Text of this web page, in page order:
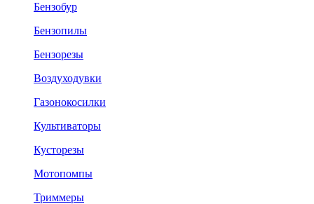
Бензобур
Бензопилы
Бензорезы
Воздуходувки
Газонокосилки
Культиваторы
Кусторезы
Мотопомпы
Триммеры